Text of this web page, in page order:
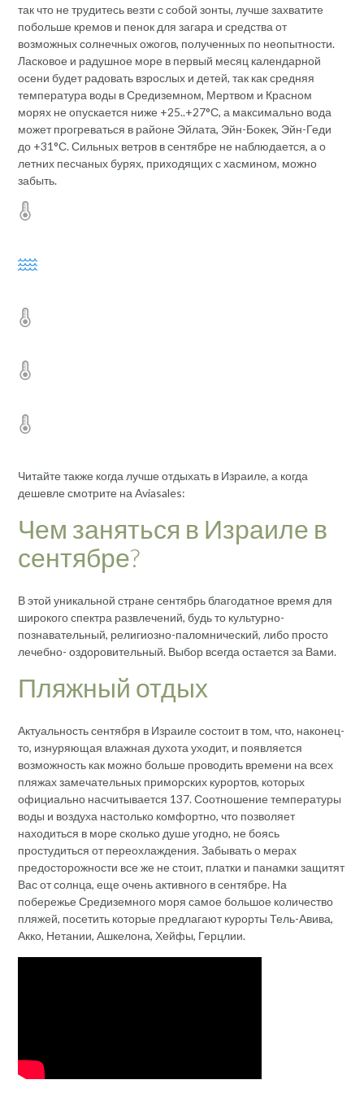
так что не трудитесь везти с собой зонты, лучше захватите
побольше кремов и пенок для загара и средства от
возможных солнечных ожогов, полученных по неопытности.
Ласковое и радушное море в первый месяц календарной
осени будет радовать взрослых и детей, так как средняя
температура воды в Средиземном, Мертвом и Красном
морях не опускается ниже +25..+27°С, а максимально вода
может прогреваться в районе Эйлата, Эйн-Бокек, Эйн-Геди
до +31°С. Сильных ветров в сентябре не наблюдается, а о
летних песчаных бурях, приходящих с хасмином, можно
забыть.
Читайте также когда лучше отдыхать в Израиле, а когда
дешевле смотрите на Aviasales:
Чем заняться в Израиле в
сентябре?
В этой уникальной стране сентябрь благодатное время для
широкого спектра развлечений, будь то культурно-
познавательный, религиозно-паломнический, либо просто
лечебно- оздоровительный. Выбор всегда остается за Вами.
Пляжный отдых
Актуальность сентября в Израиле состоит в том, что, наконец-
то, изнуряющая влажная духота уходит, и появляется
возможность как можно больше проводить времени на всех
пляжах замечательных приморских курортов, которых
официально насчитывается 137. Соотношение температуры
воды и воздуха настолько комфортно, что позволяет
находиться в море сколько душе угодно, не боясь
простудиться от переохлаждения. Забывать о мерах
предосторожности все же не стоит, платки и панамки защитят
Вас от солнца, еще очень активного в сентябре. На
побережье Средиземного моря самое большое количество
пляжей, посетить которые предлагают курорты Тель-Авива,
Акко, Нетании, Ашкелона, Хейфы, Герцлии.